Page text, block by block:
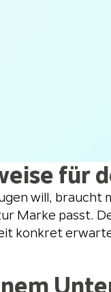
für
will, braucht
Marke passt.
konkret